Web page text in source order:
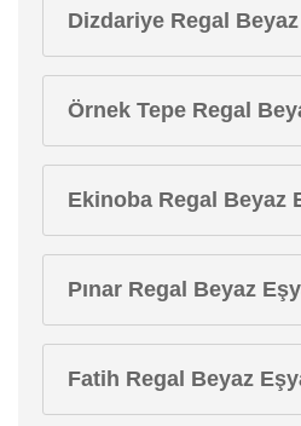
Dizdariye Regal
Örnek Tepe Regal
Ekinoba Regal Beyaz
Pınar Regal Beyaz
Fatih Regal Beyaz